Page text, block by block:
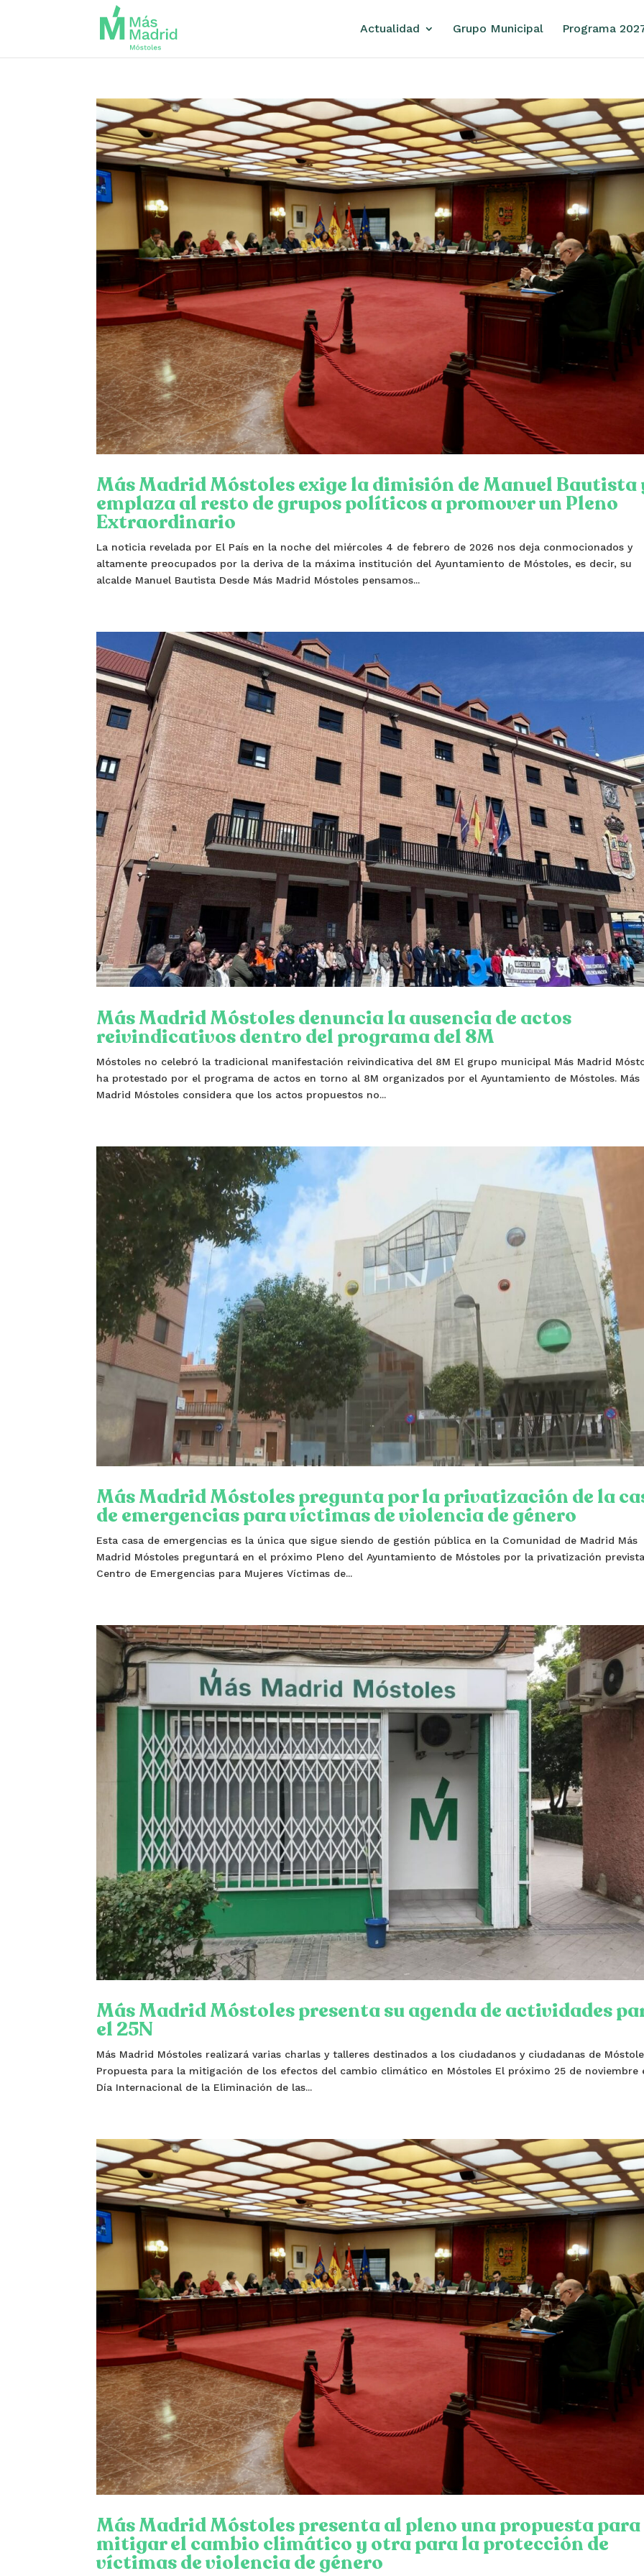
Actualidad Grupo Municipal Programa
Más Madrid Móstoles exige la dimisión de Manuel Bautista
emplaza al resto de grupos políticos a promover un Pleno
Extraordinario
La noticia revelada por El País en la noche del miércoles 4 de febrero de 2026 nos deja conmocionados y
altamente preocupados por la deriva de la máxima institución del Ayuntamiento de Móstoles, es decir, su
alcalde Manuel Bautista Desde Más Madrid Móstoles pensamos...
Más Madrid Móstoles denuncia la ausencia de actos
reivindicativos dentro del programa del 8M
Móstoles no celebró la tradicional manifestación reivindicativa del 8M El grupo municipal Más Madrid
ha protestado por el programa de actos en torno al 8M organizados por el Ayuntamiento de Móstoles. Más
Madrid Móstoles considera que los actos propuestos no...
Más Madrid Móstoles pregunta por la privatización de la
de emergencias para víctimas de violencia de género
Esta casa de emergencias es la única que sigue siendo de gestión pública en la Comunidad de Madrid Más
Madrid Móstoles preguntará en el próximo Pleno del Ayuntamiento de Móstoles por la privatización
Centro de Emergencias para Mujeres Víctimas de...
Más Madrid Móstoles presenta su agenda de actividades
el 25N
Más Madrid Móstoles realizará varias charlas y talleres destinados a los ciudadanos y ciudadanas de
Propuesta para la mitigación de los efectos del cambio climático en Móstoles El próximo 25 de noviembre
Día Internacional de la Eliminación de las...
Más Madrid Móstoles presenta al pleno una propuesta para
mitigar el cambio climático y otra para la protección de
víctimas de violencia de género